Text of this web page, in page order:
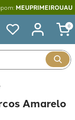
MEUPRIMEIROUAU
0
Amarelo